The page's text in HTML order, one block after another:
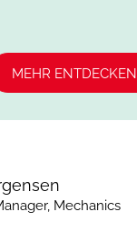
MEHR ENTDECKEN
Mechanics